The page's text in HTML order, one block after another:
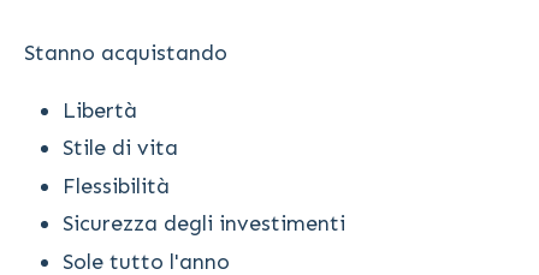
Stanno acquistando
Libertà
Stile di vita
Flessibilità
Sicurezza degli investimenti
Sole tutto l'anno